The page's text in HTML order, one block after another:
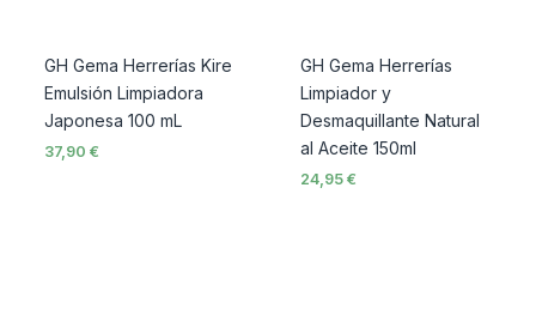
GH Gema Herrerías Kire
Emulsión Limpiadora
Japonesa 100 mL
37,90 €
GH Gema Herrerías
Limpiador y
Desmaquillante Natural
al Aceite 150ml
24,95 €